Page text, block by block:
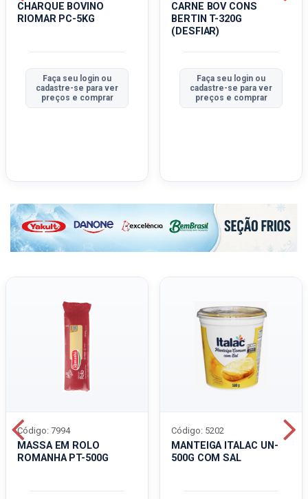
CHARQUE BOVINO
RIOMAR PC-5KG
Faça seu login ou
cadastre-se para ver
preços e comprar
CARNE BOV CONS
BERTIN T-320G
(DESFIAR)
Faça seu login ou
cadastre-se para ver
preços e comprar
MASSA EM ROLO
ROMANHA PT-500G
Código: 7994
MANTEIGA ITALAC UN-
500G COM SAL
Código: 5202